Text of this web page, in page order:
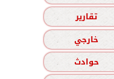
تقارير
خارجي
حوادث